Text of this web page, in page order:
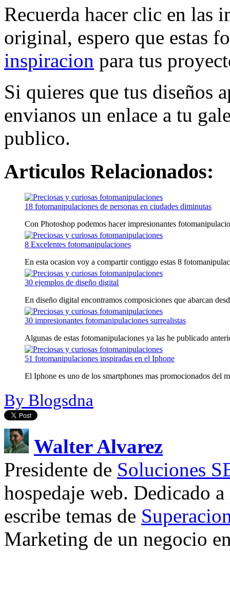
Recuerda hacer clic en las
original, espero que estas
inspiracion para tus
Si quieres que tus diseños
envianos un enlace a tu
publico.
Articulos Relacionados:
18 fotomanipulaciones de personas en ciudades diminutas
Con Photoshop podemos hacer impresionantes
8 Excelentes fotomanipulaciones
En esta ocasion voy a compartir contiggo estas 8
30 ejemplos de diseño digital
En diseño digital encontramos composiciones que abarcan
30 impresionantes fotomanipulaciones surrealistas
Algunas de estas fotomanipulaciones ya las he publicado
51 fotomanipulaciones inspiradas en el Iphone
El Iphone es uno de los smartphones mas promocionados del
By Blogsdna
Walter Alvarez
Presidente de Soluciones
hospedaje web. Dedicado
escribe temas de
Marketing de un negocio